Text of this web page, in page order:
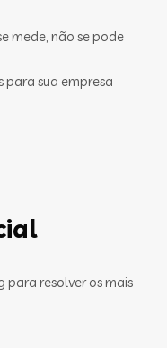
mede, não se pode
sua empresa
para resolver os mais